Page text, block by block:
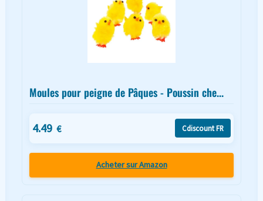
Moules pour peigne de Pâques - Poussin che...
4.49 € Cdiscount FR
Acheter sur Amazon